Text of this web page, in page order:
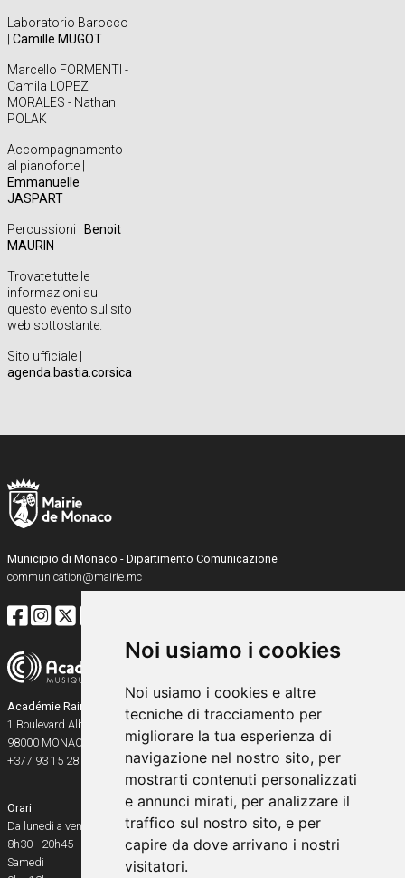
Noi usiamo i cookies
Noi usiamo i cookies e altre
tecniche di tracciamento per
migliorare la tua esperienza di
navigazione nel nostro sito, per
mostrarti contenuti personalizzati
e annunci mirati, per analizzare il
traffico sul nostro sito, e per
capire da dove arrivano i nostri
visitatori.
Laboratorio Barocco
Camille MUGOT
Marcello FORMENTI -
Camila LOPEZ
MORALES - Nathan
POLAK
Accompagnamento
al pianoforte |
Emmanuelle
JASPART
Percussioni |
Benoit
MAURIN
Trovate tutte le
informazioni su
questo evento sul sito
web sottostante.
Sito ufficiale |
agenda.bastia.corsica
Municipio di Monaco - Dipartimento Comunicazione
communication@mairie.mc
Académie Rainier III
1 Boulevard Albert Ier
98000 MONACO
+377 93 15 28 91
Orari
Da lunedì a venerdì
8h30 - 20h45
Samedi